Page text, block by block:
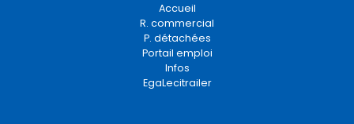
Accueil
R. commercial
P. détachées
Portail emploi
Infos
EgaLecitrailer